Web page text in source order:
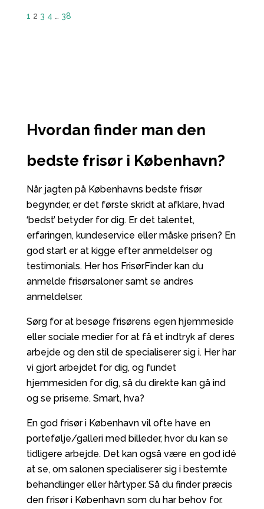
1 2 3 4 38
Hvordan finder man den
bedste frisør i København?
Når jagten på Københavns bedste frisør
begynder, er det første skridt at afklare, hvad
‘bedst’ betyder for dig. Er det talentet,
erfaringen, kundeservice eller måske prisen? En
god start er at kigge efter anmeldelser og
testimonials. Her hos FrisørFinder kan du
anmelde frisørsaloner samt se andres
anmeldelser.
Sørg for at besøge frisørens egen hjemmeside
eller sociale medier for at få et indtryk af deres
arbejde og den stil de specialiserer sig i. Her har
vi gjort arbejdet for dig, og fundet
hjemmesiden for dig, så du direkte kan gå ind
og se priserne. Smart, hva?
En god frisør i København vil ofte have en
portefølje/galleri med billeder, hvor du kan se
tidligere arbejde. Det kan også være en god idé
at se, om salonen specialiserer sig i bestemte
behandlinger eller hårtyper. Så du finder præcis
den frisør i København som du har behov for.